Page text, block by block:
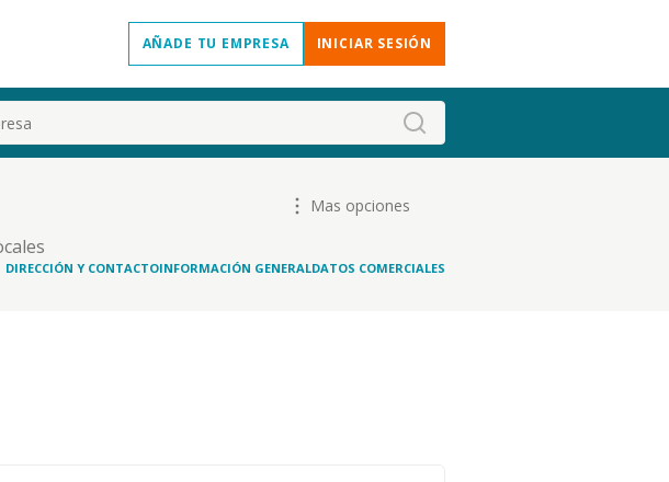
AÑADE TU EMPRESA INICIAR SESIÓN
Mas opciones
DIRECCIÓN Y CONTACTOINFORMACIÓN GENERALDATOS COMERCIALES